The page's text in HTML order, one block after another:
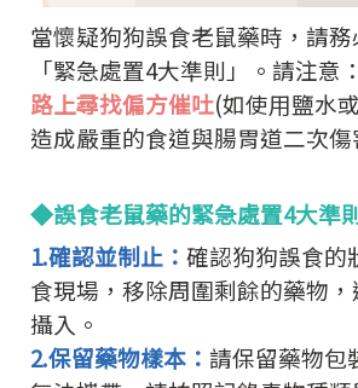
當懷疑狗狗誤食老鼠藥時，請
「緊急處置4大準則」。 請注意：
路上尋找偏方催吐(如使用鹽水
造成嚴重的食道與腸胃道二次傷
◆誤食老鼠藥的緊急處置4大準
1.確認並制止： 確認狗狗誤食的
食現場，移除周圍剩餘的藥物
攝入。
2.保留藥物樣本： 請保留藥物包